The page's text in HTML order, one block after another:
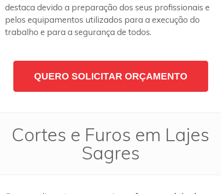
destaca devido a preparação dos seus profissionais e
pelos equipamentos utilizados para a execução do
trabalho e para a segurança de todos.
QUERO SOLICITAR ORÇAMENTO
Cortes e Furos em Lajes
Sagres